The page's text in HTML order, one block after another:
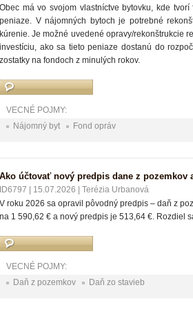
Obec má vo svojom vlastníctve bytovku, kde
peniaze. V nájomných bytoch je potrebné
kúrenie. Je možné uvedené opravy/rekonštrukcie
investíciu, ako sa tieto peniaze dostanú do
zostatky na fondoch z minulých rokov.
VECNÉ POJMY:
Nájomný byt
Fond opráv
Ako účtovať nový predpis dane z pozemkov
ID6797 15.07.2026
Terézia Urbanová
V roku 2026 sa opravil pôvodný predpis – daň z
na 1 590,62 € a nový predpis je 513,64 €. Rozdiel
VECNÉ POJMY:
Daň z pozemkov
Daň zo stavieb